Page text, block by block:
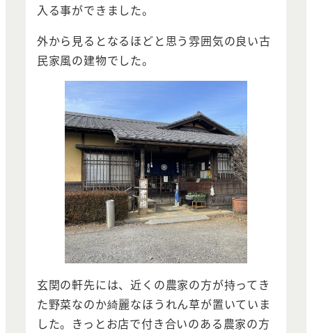
入る事ができました。
外から見るとなるほどと思う雰囲気の良い古
民家風の建物でした。
玄関の軒先には、近くの農家の方が持ってき
た野菜なのか綺麗なほうれん草が置いていま
した。きっとお店で付き合いのある農家の方